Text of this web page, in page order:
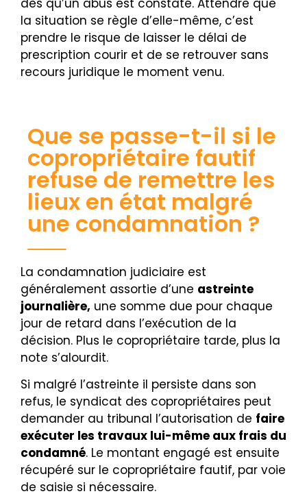
dès qu’un abus est constaté. Attendre que
la situation se règle d’elle-même, c’est
prendre le risque de laisser le délai de
prescription courir et de se retrouver sans
recours juridique le moment venu.
Que se passe-t-il si le
copropriétaire fautif
refuse de remettre les
lieux en état malgré
une condamnation ?
La condamnation judiciaire est
généralement assortie d’une astreinte
journalière, une somme due pour chaque
jour de retard dans l’exécution de la
décision. Plus le copropriétaire tarde, plus la
note s’alourdit.
Si malgré l’astreinte il persiste dans son
refus, le syndicat des copropriétaires peut
demander au tribunal l’autorisation de faire
exécuter les travaux lui-même aux frais du
condamné. Le montant engagé est ensuite
récupéré sur le copropriétaire fautif, par voie
de saisie si nécessaire.